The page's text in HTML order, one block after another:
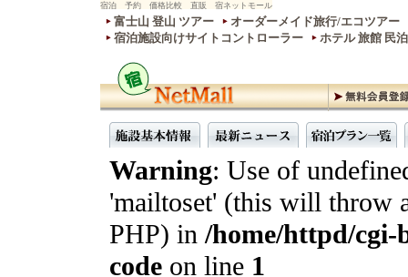
宿泊 予約 価格比較 直販 宿ネットモール
富士山 登山 ツアー
オーダーメイド旅行/エコツアー
宿泊施設向けサイトコントローラー
ホテル 旅館 民
Warning: Use of
'mailtoset' (this will throw
PHP) in/home/httpd/cgi-
code on line 1